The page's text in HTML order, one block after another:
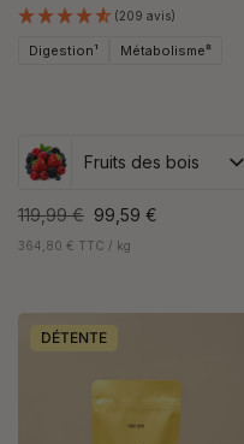
(209 avis)
Digestion¹ Métabolisme⁸
Fruits des bois
119,99 € 99,59 €
364,80 € TTC / kg
DÉTENTE